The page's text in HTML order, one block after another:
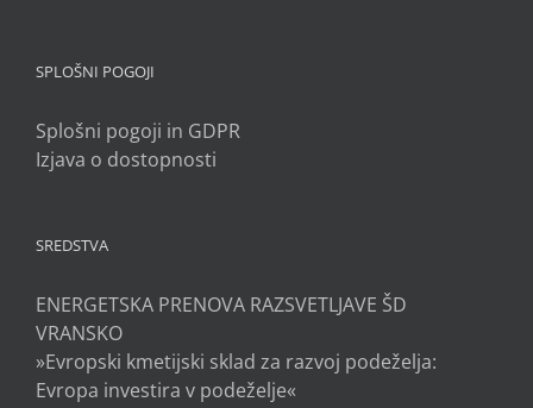
SPLOŠNI POGOJI
Splošni pogoji in GDPR
Izjava o dostopnosti
SREDSTVA
ENERGETSKA PRENOVA RAZSVETLJAVE ŠD
VRANSKO
»Evropski kmetijski sklad za razvoj podeželja:
Evropa investira v podeželje«